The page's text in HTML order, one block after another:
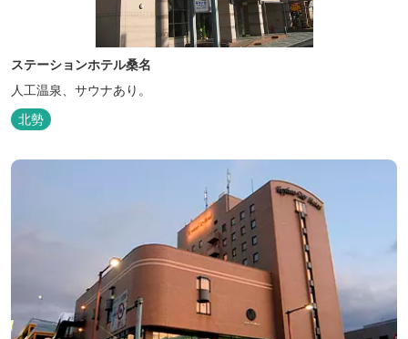
ステーションホテル桑名
人工温泉、サウナあり。
北勢